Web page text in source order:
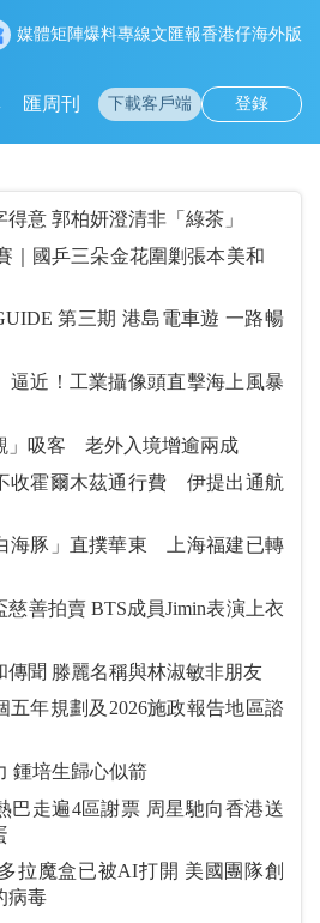
媒體矩陣爆料專線文匯報香港仔海外版
匯周刊 下載客戶端 登錄
獲馬國明讚疊字得意 郭柏妍澄清非「綠茶」
｜國乒三朵金花圍剿張本美和
第三期 港島電車遊 一路暢
逼近！工業攝像頭直擊海上風暴
」吸客 老外入境增逾兩成
收霍爾木茲通行費 伊提出通航
海豚」直撲華東 上海福建已轉
員Jimin表演上衣
合照握手破不和傳聞 滕麗名稱與林淑敏非朋友
五年規劃及2026施政報告地區諮
視女兒為推動力 鍾培生歸心似箭
區謝票 周星馳向香港送
盒已被AI打開 美國團隊創
病毒